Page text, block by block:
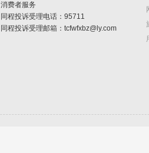
消费者服务
同程投诉受理电话：95711
同程投诉受理邮箱：tcfwfxbz@ly.com